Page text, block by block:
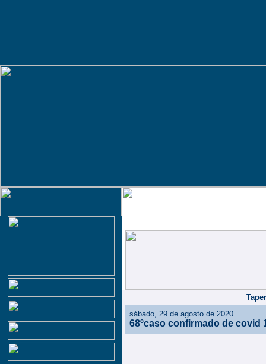
sábado, 29 de agosto de 2020
68ºcaso confirmado de covid